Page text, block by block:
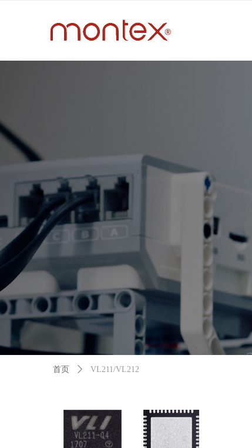
首页 ꄲ VL211/VL212